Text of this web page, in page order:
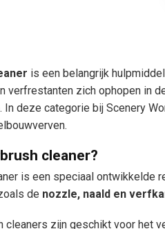
is een belangrijk
verfrestanten zich ophopen in
In deze categorie bij Scenery
cleaner?
is een speciaal ontwikkelde
de nozzle, naald en
cleaners zijn geschikt voor het